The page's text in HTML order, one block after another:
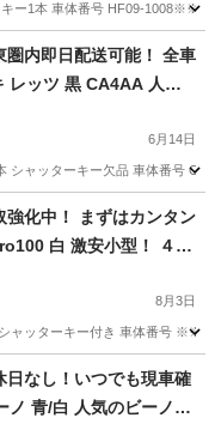
キー1本 車体番号 HF09-
カー
内即日配送可能！ 全車
レッツ 黒 CA4AA 人気
クション！ 集中キー！
6月14日
シャッターキー欠品 車体番号
化中！ まずはカンタン
白 激安小型！ ４ス
き！ フロントディスク
8月3日
ャッターキー付き 車体番号
タなし！いつでも現車確
ノ 青/白 人気のビーノ！